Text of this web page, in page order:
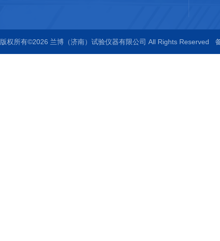
版权所有©2026 兰博（济南）试验仪器有限公司 All Rights Reserved